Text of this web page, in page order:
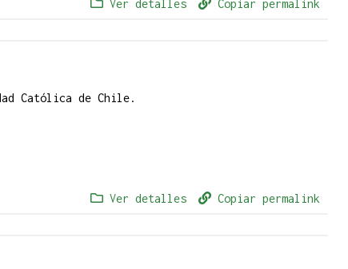
Ver detalles Copiar permalink
Católica de Chile.
Ver detalles Copiar permalink